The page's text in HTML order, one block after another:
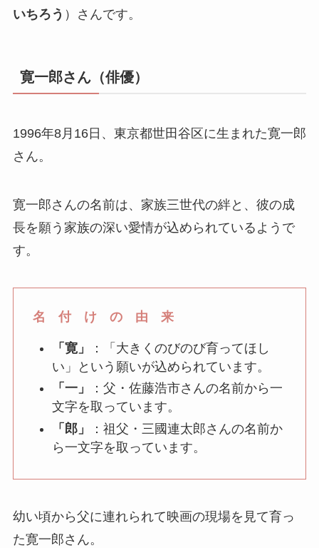
いちろう ）さんです。​
寛一郎さん（俳優）
1996年8月16日、東京都世田谷区に生まれた寛一郎
さん。
寛一郎さんの名前は、家族三世代の絆と、彼の成
長を願う家族の深い愛情が込められているようで
す。
名 付 け の 由 来
「寛」
：​「大きくのびのび育ってほし
い」という願いが込められています。​
「一」
：​父・佐藤浩市さんの名前から一
文字を取っています。​
「郎」
：​祖父・三國連太郎さんの名前か
ら一文字を取っています。​
幼い頃から父に連れられて映画の現場を見て育っ
た寛一郎さん。​